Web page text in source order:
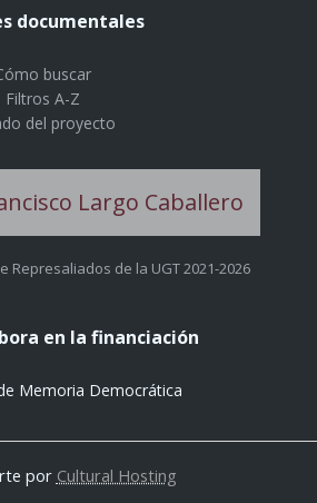
documentales
buscar
Filtros A-Z
del proyecto
Represaliados de la UGT 2021-2026
en la financiación
por Cultural Hosting